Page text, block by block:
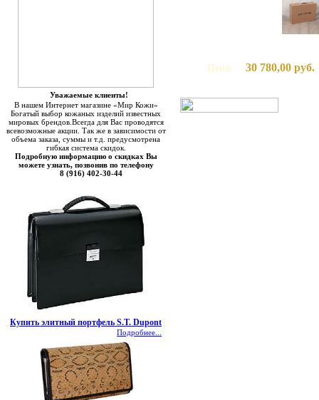
Уважаемые клиенты!
В нашем Интернет магазине «Мир Кожи»
Богатый выбор кожаных изделий известных
мировых брендов.Всегда для Вас проводятся
всевозможные акции. Так же в зависимости от
объема заказа, суммы и т.д. предусмотрена
гибкая система скидок.
Подробную информацию о скидках Вы
можете узнать, позвонив по телефону
8 (916) 402-30-44
Купить элитный портфель S.T. Dupont
Подробнее...
Цена: 30 780,00 руб.